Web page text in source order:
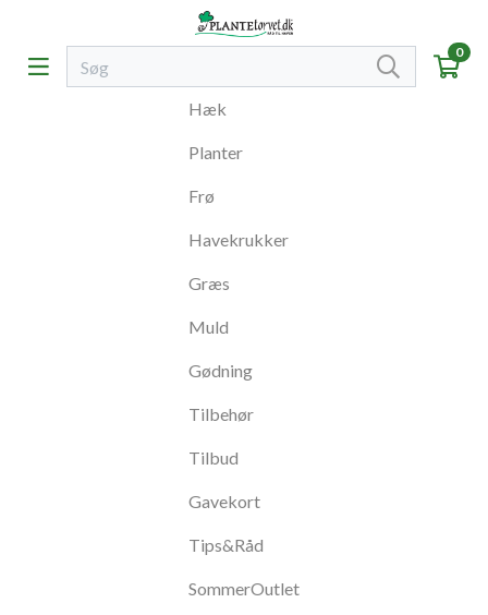
0
Hæk
Planter
Frø
Havekrukker
Græs
Muld
Gødning
Tilbehør
Tilbud
Gavekort
Tips&Råd
SommerOutlet